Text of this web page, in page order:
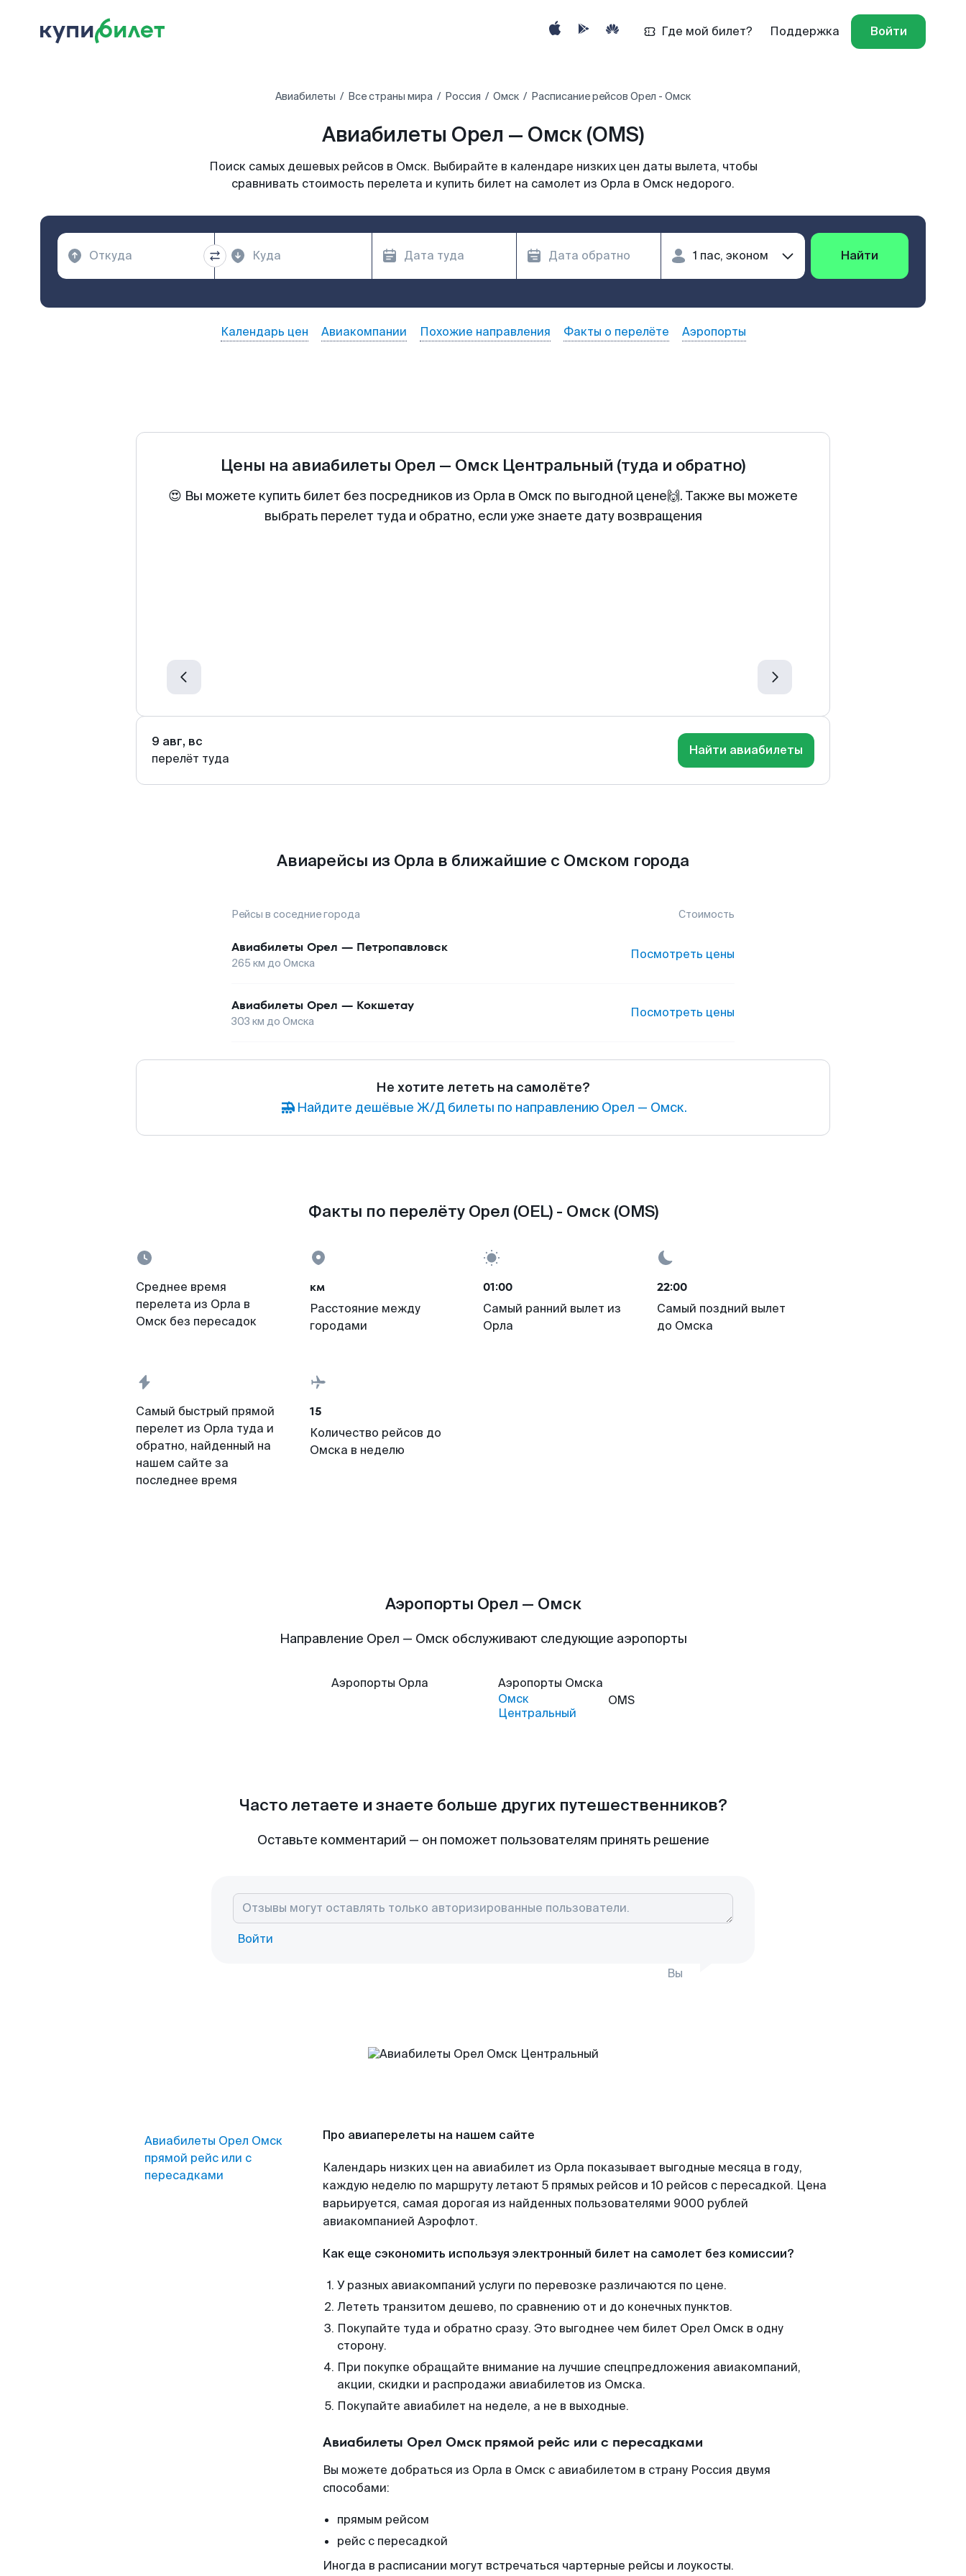
Где мой билет? Поддержка Войти
Авиабилеты Все страны мира Россия Омск Расписание рейсов Орел - Омск
Авиабилеты Орел — Омск (OMS)
Поиск самых дешевых рейсов в Омск. Выбирайте в календаре низких цен даты вылета, чтобы
сравнивать стоимость перелета и купить билет на самолет из Орла в Омск недорого.
Найти
Календарь цен Авиакомпании Похожие направления Факты о перелёте Аэропорты
Цены на авиабилеты Орел — Омск Центральный (туда и обратно)
😍 Вы можете купить билет без посредников из Орла в Омск по выгодной цене🙌. Также вы можете
выбрать перелет туда и обратно, если уже знаете дату возвращения
9 авг, вс
перелёт туда
Найти авиабилеты
Авиарейсы из Орла в ближайшие с Омском города
Рейсы в соседние города Стоимость
Авиабилеты Орел — Петропавловск
265 км до Омска
Посмотреть цены
Авиабилеты Орел — Кокшетау
303 км до Омска
Посмотреть цены
Не хотите лететь на самолёте?
Найдите дешёвые Ж/Д билеты по направлению Орел — Омск.
Факты по перелёту Орел (OEL) - Омск (OMS)
Среднее время
перелета из Орла в
Омск без пересадок
км
Расстояние между
городами
01:00
Самый ранний вылет из
Орла
22:00
Самый поздний вылет
до Омска
Самый быстрый прямой
перелет из Орла туда и
обратно, найденный на
нашем сайте за
последнее время
15
Количество рейсов до
Омска в неделю
Аэропорты Орел — Омск
Направление Орел — Омск обслуживают следующие аэропорты
Аэропорты Орла Аэропорты Омска
Омск
Центральный
OMS
Часто летаете и знаете больше других путешественников?
Оставьте комментарий — он поможет пользователям принять решение
Войти
Вы
Авиабилеты Орел Омск
прямой рейс или с
пересадками
Про авиаперелеты на нашем сайте
Календарь низких цен на авиабилет из Орла показывает выгодные месяца в году,
каждую неделю по маршруту летают 5 прямых рейсов и 10 рейсов с пересадкой. Цена
варьируется, самая дорогая из найденных пользователями 9000 рублей
авиакомпанией Аэрофлот.
Как еще сэкономить используя электронный билет на самолет без комиссии?
У разных авиакомпаний услуги по перевозке различаются по цене.
Лететь транзитом дешево, по сравнению от и до конечных пунктов.
Покупайте туда и обратно сразу. Это выгоднее чем билет Орел Омск в одну
сторону.
При покупке обращайте внимание на лучшие спецпредложения авиакомпаний,
акции, скидки и распродажи авиабилетов из Омска.
Покупайте авиабилет на неделе, а не в выходные.
Авиабилеты Орел Омск прямой рейс или с пересадками
Вы можете добраться из Орла в Омск с авиабилетом в страну Россия двумя
способами:
прямым рейсом
рейс с пересадкой
Иногда в расписании могут встречаться чартерные рейсы и лоукосты.